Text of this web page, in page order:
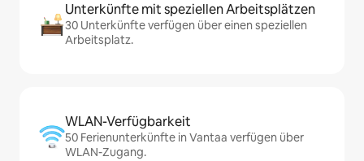
Unterkünfte mit speziellen Arbeitsplätzen
30 Unterkünfte verfügen über einen speziellen
Arbeitsplatz.
WLAN-Verfügbarkeit
50 Ferienunterkünfte in Vantaa verfügen über
WLAN-Zugang.